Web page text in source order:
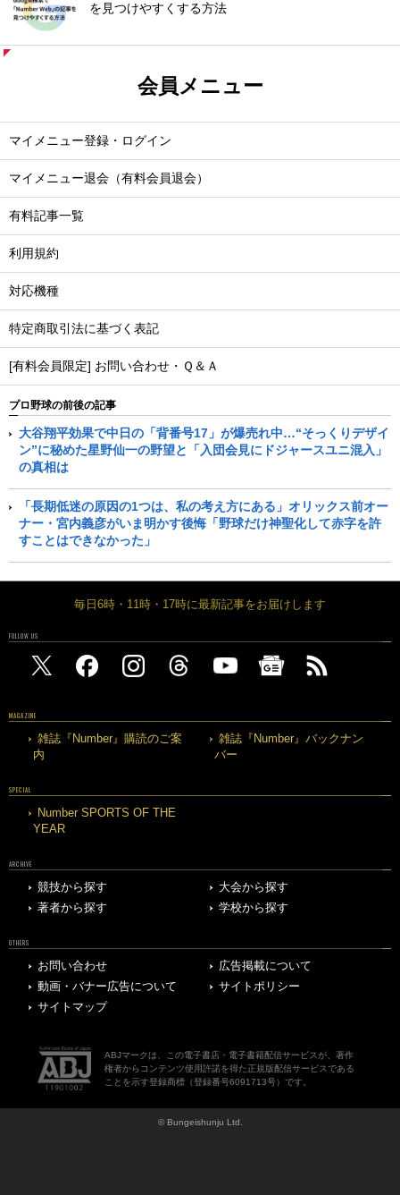
を見つけやすくする方法
会員メニュー
マイメニュー登録・ログイン
マイメニュー退会（有料会員退会）
有料記事一覧
利用規約
対応機種
特定商取引法に基づく表記
[有料会員限定] お問い合わせ・Ｑ＆Ａ
プロ野球の前後の記事
大谷翔平効果で中日の「背番号17」が爆売れ中…“そっくりデザイ
ン”に秘めた星野仙一の野望と「入団会見にドジャースユニ混入」
の真相は
「長期低迷の原因の1つは、私の考え方にある」オリックス前オー
ナー・宮内義彦がいま明かす後悔「野球だけ神聖化して赤字を許
すことはできなかった」
毎日6時・11時・17時に最新記事をお届けします
FOLLOW US
MAGAZINE
雑誌『Number』購読のご案
内
雑誌『Number』バックナン
バー
SPECIAL
Number SPORTS OF THE
YEAR
ARCHIVE
競技から探す
大会から探す
著者から探す
学校から探す
OTHERS
お問い合わせ
広告掲載について
動画・バナー広告について
サイトポリシー
サイトマップ
ABJマークは、この電子書店・電子書籍配信サービスが、著作
権者からコンテンツ使用許諾を得た正規版配信サービスである
ことを示す登録商標（登録番号6091713号）です。
© Bungeishunju Ltd.